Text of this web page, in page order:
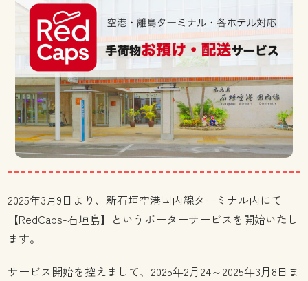
2025年3月9日より、新石垣空港国内線ターミナル内にて
【RedCaps-石垣島】というポーターサービスを開始いたし
ます。
サービス開始を控えまして、2025年2月24～2025年3月8日ま